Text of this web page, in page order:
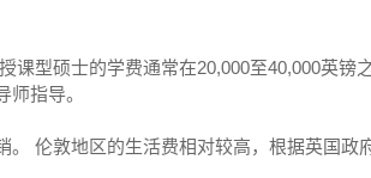
课型硕士的学费通常在20,000至40,000英镑
指导。
伦敦地区的生活费相对较高，根据英国政